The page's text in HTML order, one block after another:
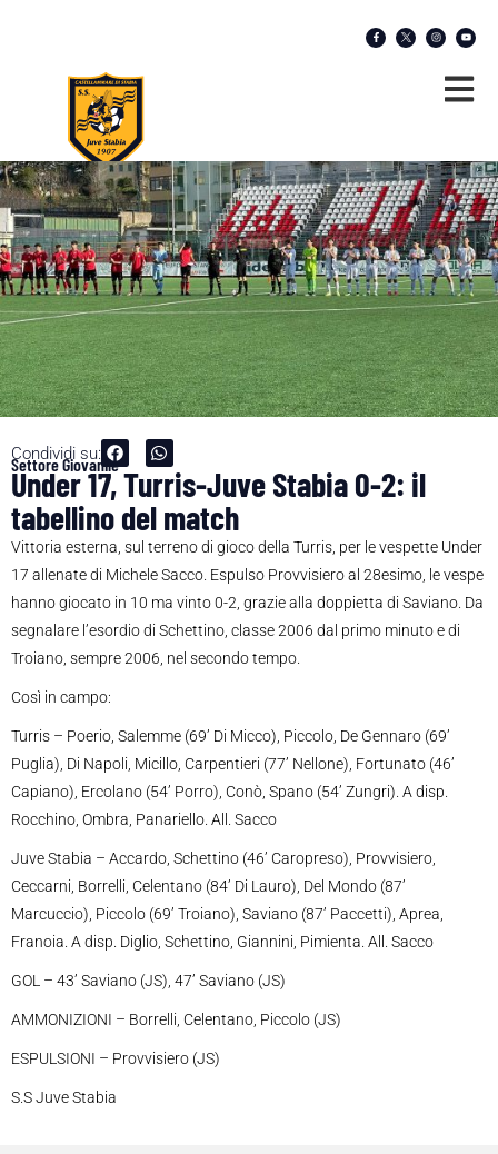
Condividi su:
Settore Giovanile
Under 17, Turris-Juve Stabia 0-2: il
tabellino del match
Vittoria esterna, sul terreno di gioco della Turris, per le vespette Under
17 allenate di Michele Sacco. Espulso Provvisiero al 28esimo, le vespe
hanno giocato in 10 ma vinto 0-2, grazie alla doppietta di Saviano. Da
segnalare l’esordio di Schettino, classe 2006 dal primo minuto e di
Troiano, sempre 2006, nel secondo tempo.
Così in campo:
Turris – Poerio, Salemme (69’ Di Micco), Piccolo, De Gennaro (69’
Puglia), Di Napoli, Micillo, Carpentieri (77’ Nellone), Fortunato (46’
Capiano), Ercolano (54’ Porro), Conò, Spano (54’ Zungri). A disp.
Rocchino, Ombra, Panariello. All. Sacco
Juve Stabia – Accardo, Schettino (46’ Caropreso), Provvisiero,
Ceccarni, Borrelli, Celentano (84’ Di Lauro), Del Mondo (87’
Marcuccio), Piccolo (69’ Troiano), Saviano (87’ Paccetti), Aprea,
Franoia. A disp. Diglio, Schettino, Giannini, Pimienta. All. Sacco
GOL – 43’ Saviano (JS), 47’ Saviano (JS)
AMMONIZIONI – Borrelli, Celentano, Piccolo (JS)
ESPULSIONI – Provvisiero (JS)
S.S Juve Stabia